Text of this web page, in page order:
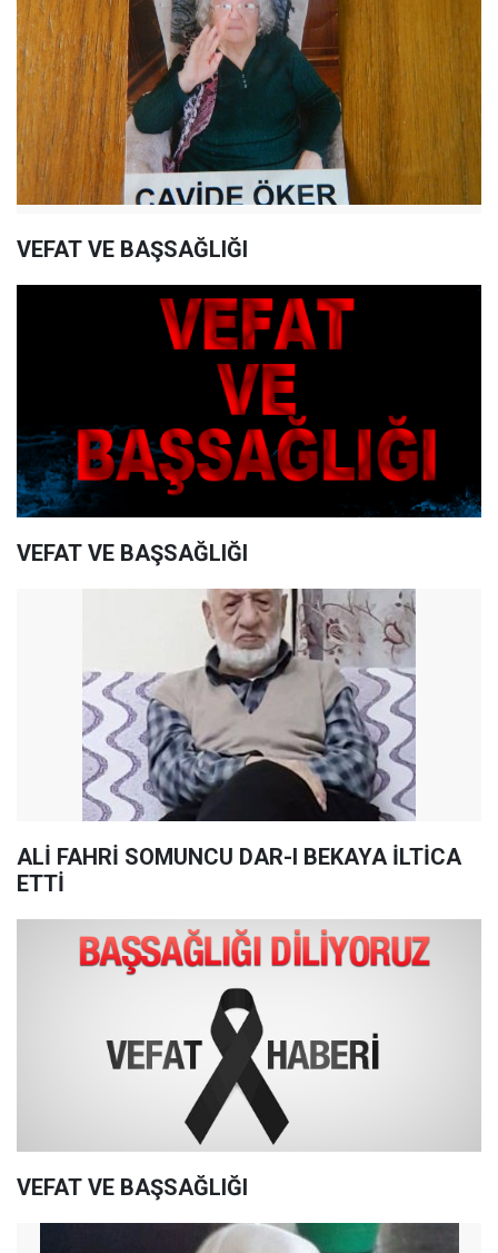
VEFAT VE BAŞSAĞLIĞI
VEFAT VE BAŞSAĞLIĞI
ALİ FAHRİ SOMUNCU DAR-I BEKAYA İLTİCA
ETTİ
VEFAT VE BAŞSAĞLIĞI